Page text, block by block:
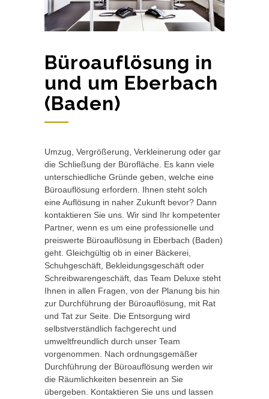
Büroauflösung in
und um Eberbach
(Baden)
Umzug, Vergrößerung, Verkleinerung oder gar
die Schließung der Bürofläche. Es kann viele
unterschiedliche Gründe geben, welche eine
Büroauflösung erfordern. Ihnen steht solch
eine Auflösung in naher Zukunft bevor? Dann
kontaktieren Sie uns. Wir sind Ihr kompetenter
Partner, wenn es um eine professionelle und
preiswerte Büroauflösung in Eberbach (Baden)
geht. Gleichgültig ob in einer Bäckerei,
Schuhgeschäft, Bekleidungsgeschäft oder
Schreibwarengeschäft, das Team Deluxe steht
Ihnen in allen Fragen, von der Planung bis hin
zur Durchführung der Büroauflösung, mit Rat
und Tat zur Seite. Die Entsorgung wird
selbstverständlich fachgerecht und
umweltfreundlich durch unser Team
vorgenommen. Nach ordnungsgemäßer
Durchführung der Büroauflösung werden wir
die Räumlichkeiten besenrein an Sie
übergeben. Kontaktieren Sie uns und lassen